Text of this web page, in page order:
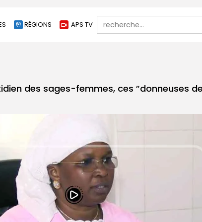
RÉGIONS APS TV
Search
for:
des sages-femmes, ces ”donneuses